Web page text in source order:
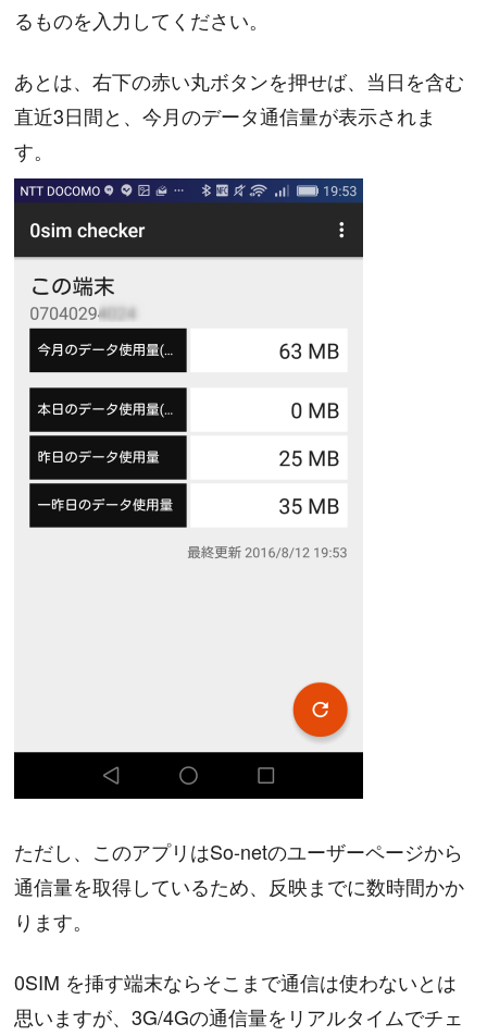
るものを入力してください。
あとは、右下の赤い丸ボタンを押せば、当日を含む
直近3日間と、今月のデータ通信量が表示されま
す。
ただし、このアプリはSo-netのユーザーページから
通信量を取得しているため、反映までに数時間かか
ります。
0SIM を挿す端末ならそこまで通信は使わないとは
思いますが、3G/4Gの通信量をリアルタイムでチェ